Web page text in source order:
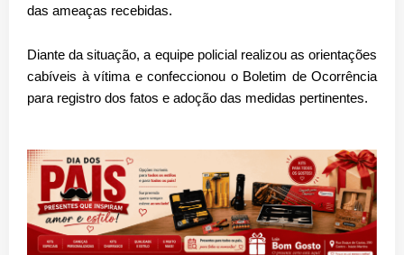
das ameaças recebidas.
Diante da situação, a equipe policial realizou as orientações
cabíveis à vítima e confeccionou o Boletim de Ocorrência
para registro dos fatos e adoção das medidas pertinentes.